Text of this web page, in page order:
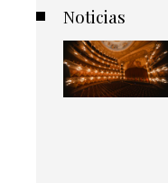
Noticias